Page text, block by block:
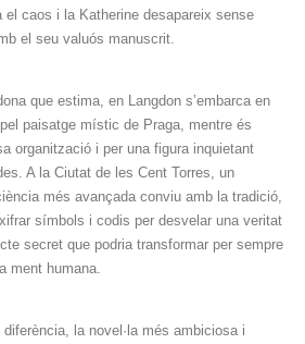
caos i la Katherine desapareix sense
el seu valuós manuscrit.
que estima, en Langdon s’embarca en
paisatge místic de Praga, mentre és
organització i per una figura inquietant
A la Ciutat de les Cent Torres, un
més avançada conviu amb la tradició,
símbols i codis per desvelar una veritat
secret que podria transformar per sempre
ment humana.
la novel·la més ambiciosa i